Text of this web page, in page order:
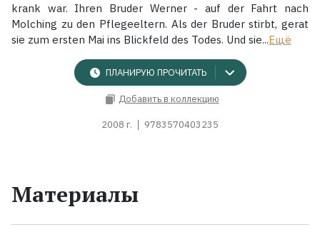
krank war. Ihren Bruder Werner - auf der Fahrt nach
Molching zu den Pflegeeltern. Als der Bruder stirbt, gerat
sie zum ersten Mai ins Blickfeld des Todes. Und sie...Ещё
ПЛАНИРУЮ ПРОЧИТАТЬ
Добавить в коллекцию
2008 г. 9783570403235
Материалы